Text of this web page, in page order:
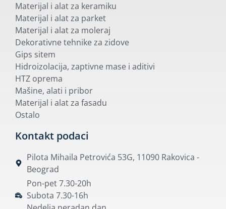
Materijal i alat za keramiku
Materijal i alat za parket
Materijal i alat za moleraj
Dekorativne tehnike za zidove
Gips sitem
Hidroizolacija, zaptivne mase i aditivi
HTZ oprema
Mašine, alati i pribor
Materijal i alat za fasadu
Ostalo
Kontakt podaci
Pilota Mihaila Petrovića 53G, 11090 Rakovica -
Beograd
Pon-pet 7.30-20h
Subota 7.30-16h